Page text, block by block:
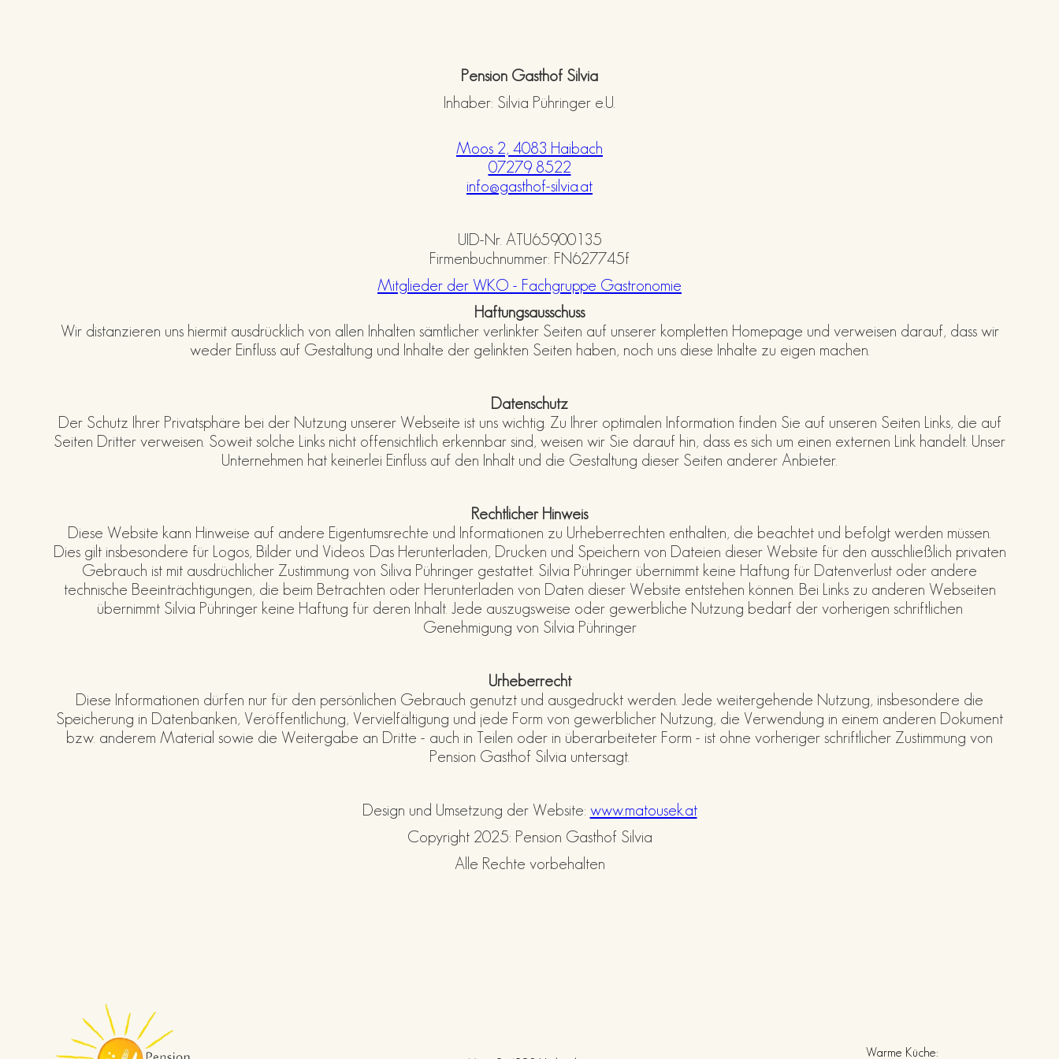
Pension Gasthof Silvia
Inhaber: Silvia Pühringer e.U.
Moos 2, 4083 Haibach
07279 8522
info@gasthof-silvia.at
UID-Nr. ATU65900135
Firmenbuchnummer: FN627745f​
Mitglieder der WKO - Fachgruppe Gastronomie
Haftungsausschuss
Wir distanzieren uns hiermit ausdrücklich von allen Inhalten sämtlicher verlinkter Seiten auf unserer kompletten Homepage und verweisen darauf, dass wir
weder Einfluss auf Gestaltung und Inhalte der gelinkten Seiten haben, noch uns diese Inhalte zu eigen machen.
Datenschutz
Der Schutz Ihrer Privatsphäre bei der Nutzung unserer Webseite ist uns wichtig. Zu Ihrer optimalen Information finden Sie auf unseren Seiten Links, die auf
Seiten Dritter verweisen. Soweit solche Links nicht offensichtlich erkennbar sind, weisen wir Sie darauf hin, dass es sich um einen externen Link handelt. Unser
Unternehmen hat keinerlei Einfluss auf den Inhalt und die Gestaltung dieser Seiten anderer Anbieter.
Rechtlicher Hinweis
Diese Website kann Hinweise auf andere Eigentumsrechte und Informationen zu Urheberrechten enthalten, die beachtet und befolgt werden müssen.
Dies gilt insbesondere für Logos, Bilder und Videos. Das Herunterladen, Drucken und Speichern von Dateien dieser Website für den ausschließlich privaten
Gebrauch ist mit ausdrüchlicher Zustimmung von Siliva Pühringer gestattet. Silvia Pühringer übernimmt keine Haftung für Datenverlust oder andere
technische Beeinträchtigungen, die beim Betrachten oder Herunterladen von Daten dieser Website entstehen können. Bei Links zu anderen Webseiten
übernimmt Silvia Pühringer keine Haftung für deren Inhalt. Jede auszugsweise oder gewerbliche Nutzung bedarf der vorherigen schriftlichen
Genehmigung von Silvia Pühringer
Urheberrecht
Diese Informationen dürfen nur für den persönlichen Gebrauch genutzt und ausgedruckt werden. Jede weitergehende Nutzung, insbesondere die
Speicherung in Datenbanken, Veröffentlichung, Vervielfältigung und jede Form von gewerblicher Nutzung, die Verwendung in einem anderen Dokument
bzw. anderem Material sowie die Weitergabe an Dritte - auch in Teilen oder in überarbeiteter Form - ist ohne vorheriger schriftlicher Zustimmung von
Pension Gasthof Silvia untersagt.
Design und Umsetzung der Website: www.matousek.at
Copyright 2025: Pension Gasthof Silvia
Alle Rechte vorbehalten
Warme Küche: